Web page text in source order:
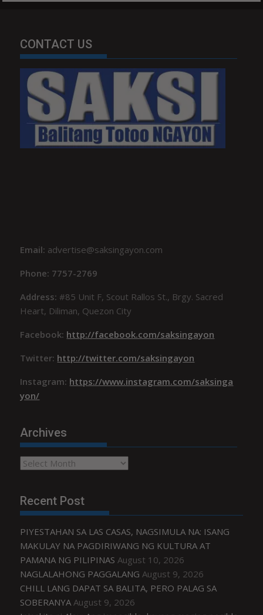
CONTACT US
Email: advertise@saksingayon.com
Phone: 7757-2769
Address:#85 Unit F, Scout Rallos St., Brgy. Sacred
Heart, Diliman, Quezon City
Facebook: http://facebook.com/saksingayon
Twitter: http://twitter.com/saksingayon
Instagram: https://www.instagram.com/saksinga
yon/
Archives
Archives
Recent Post
PIYESTAHAN SA LAS CASAS, NAGSIMULA NA: ISANG
MAKULAY NA PAGDIRIWANG NG KULTURA AT
PAMANA NG PILIPINAS August 10, 2026
NAGLALAHONG PAGGALANG August 9, 2026
CHILL LANG DAPAT SA BALITA, PERO PALAG SA
SOBERANYA August 9, 2026